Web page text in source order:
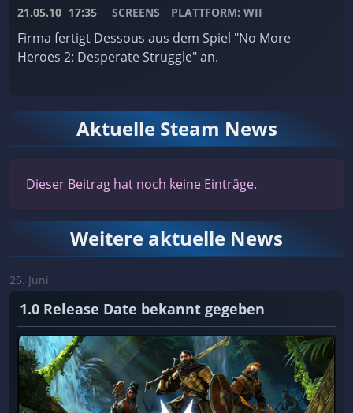
21.05.10 17:35 SCREENS PLATTFORM: WII
Firma fertigt Dessous aus dem Spiel "No More
Heroes 2: Desperate Struggle" an.
Aktuelle Steam News
Dieser Beitrag hat noch keine Einträge.
Weitere aktuelle News
25. Juni
1.0 Release Date bekannt gegeben